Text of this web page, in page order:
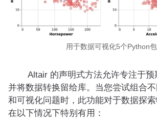
用于数据可视化5个Python
Altair 的声明式方法允许专注于预
并将数据转换留给库。当您尝试组合
和可视化问题时，此功能对于数据探
在以下情况下特别有用：